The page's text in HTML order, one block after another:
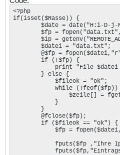
<?php
if(isset($Rasse)) {